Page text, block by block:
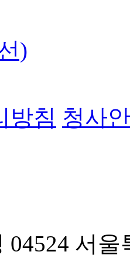
)
방침 청사
04524 서